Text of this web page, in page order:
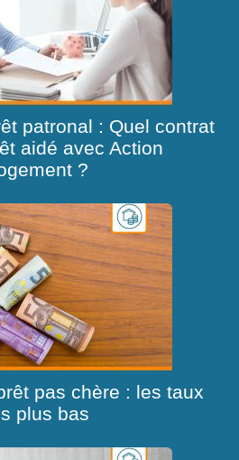
patronal : Quel contrat
aidé avec Action
?
pas chère : les taux
plus bas